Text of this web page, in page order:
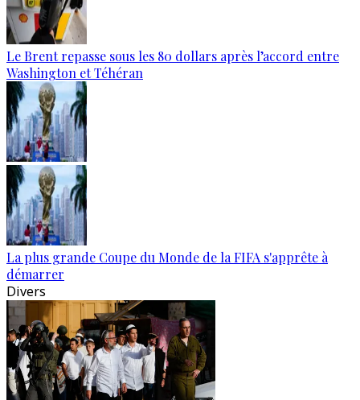
Le Brent repasse sous les 80 dollars après l’accord entre
Washington et Téhéran
La plus grande Coupe du Monde de la FIFA s'apprête à
démarrer
Divers